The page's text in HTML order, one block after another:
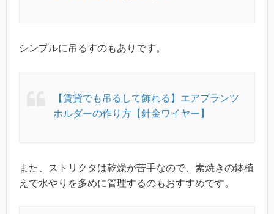
シンプルに吊るすのもありです。
【賃貸でも吊るして飾れる】エアプランツ
ホルダーの作り方【針金ワイヤー】
また、ストリクタは乾燥が苦手なので、素焼きの鉢植
えで水やりを多めに管理するのもおすすめです。